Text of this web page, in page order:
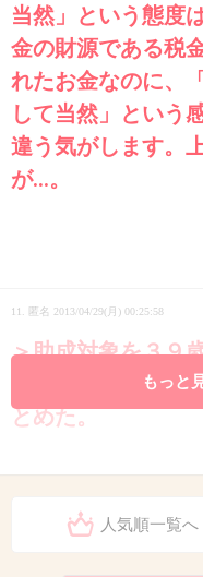
当然」という態度
金の財源である税
れたお金なのに、
して当然」という
違う気がします。
が…。
11. 匿名 2013/04/29(月) 00:25:58
＞助成対象を３９
６回に短縮するの
とめた。
39歳ってのは年齢
思う。反対する人
もっと
人気順一覧へ